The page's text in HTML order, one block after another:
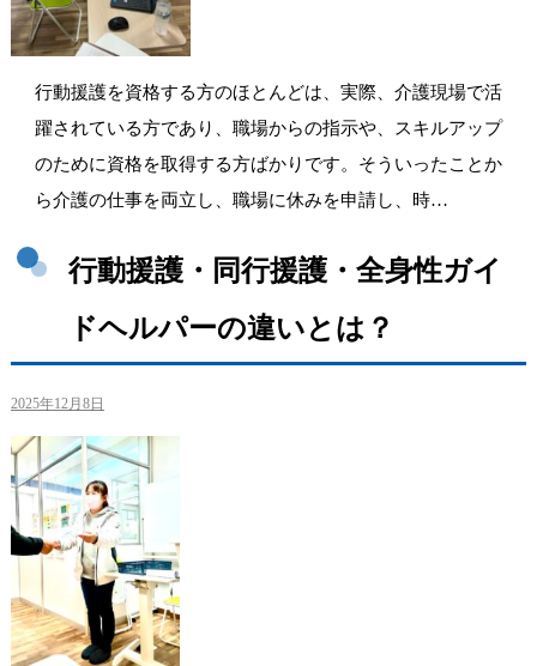
行動援護を資格する方のほとんどは、実際、介護現場で活
躍されている方であり、職場からの指示や、スキルアップ
のために資格を取得する方ばかりです。そういったことか
ら介護の仕事を両立し、職場に休みを申請し、時…
行動援護・同行援護・全身性ガイ
ドヘルパーの違いとは？
2025年12月8日